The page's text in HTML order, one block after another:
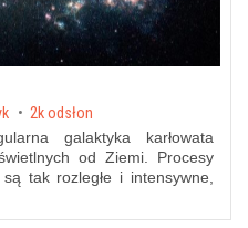
2k odsłon
galaktyka karłowata
od Ziemi. Procesy
tak rozległe i intensywne,